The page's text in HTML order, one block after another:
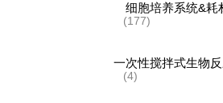
细胞培养系统&耗
(177)
一次性搅拌式生物
(4)